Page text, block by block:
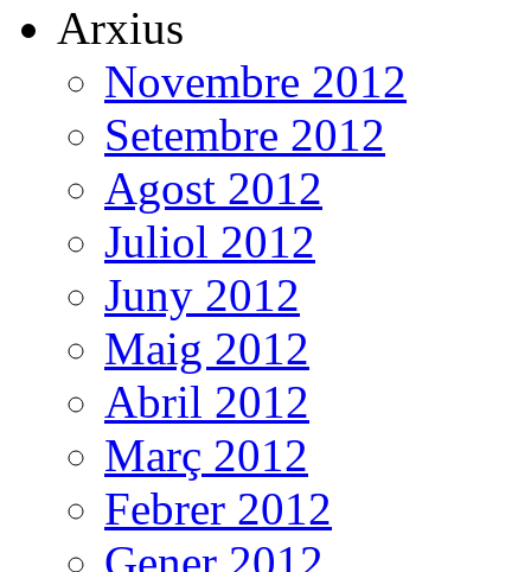
Arxius
Novembre 2012
Setembre 2012
Agost 2012
Juliol 2012
Juny 2012
Maig 2012
Abril 2012
Març 2012
Febrer 2012
Gener 2012